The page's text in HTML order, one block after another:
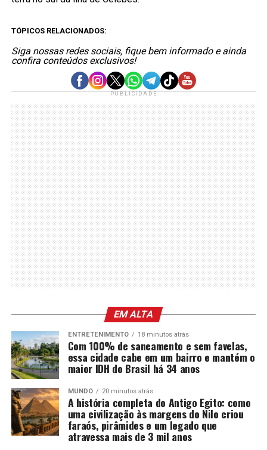
TÓPICOS RELACIONADOS:
Siga nossas redes sociais, fique bem informado e ainda
confira conteúdos exclusivos!
PUBLICIDADE
EM ALTA
ENTRETENIMENTO 18 minutos atrás
Com 100% de saneamento e sem favelas,
essa cidade cabe em um bairro e mantém o
maior IDH do Brasil há 34 anos
MUNDO 20 minutos atrás
A história completa do Antigo Egito: como
uma civilização às margens do Nilo criou
faraós, pirâmides e um legado que
atravessa mais de 3 mil anos